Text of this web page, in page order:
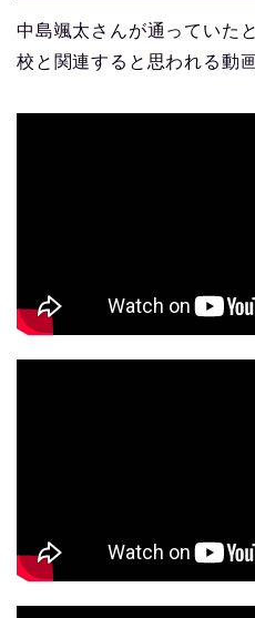
中島颯太さんが通っていた
校と関連すると思われる動